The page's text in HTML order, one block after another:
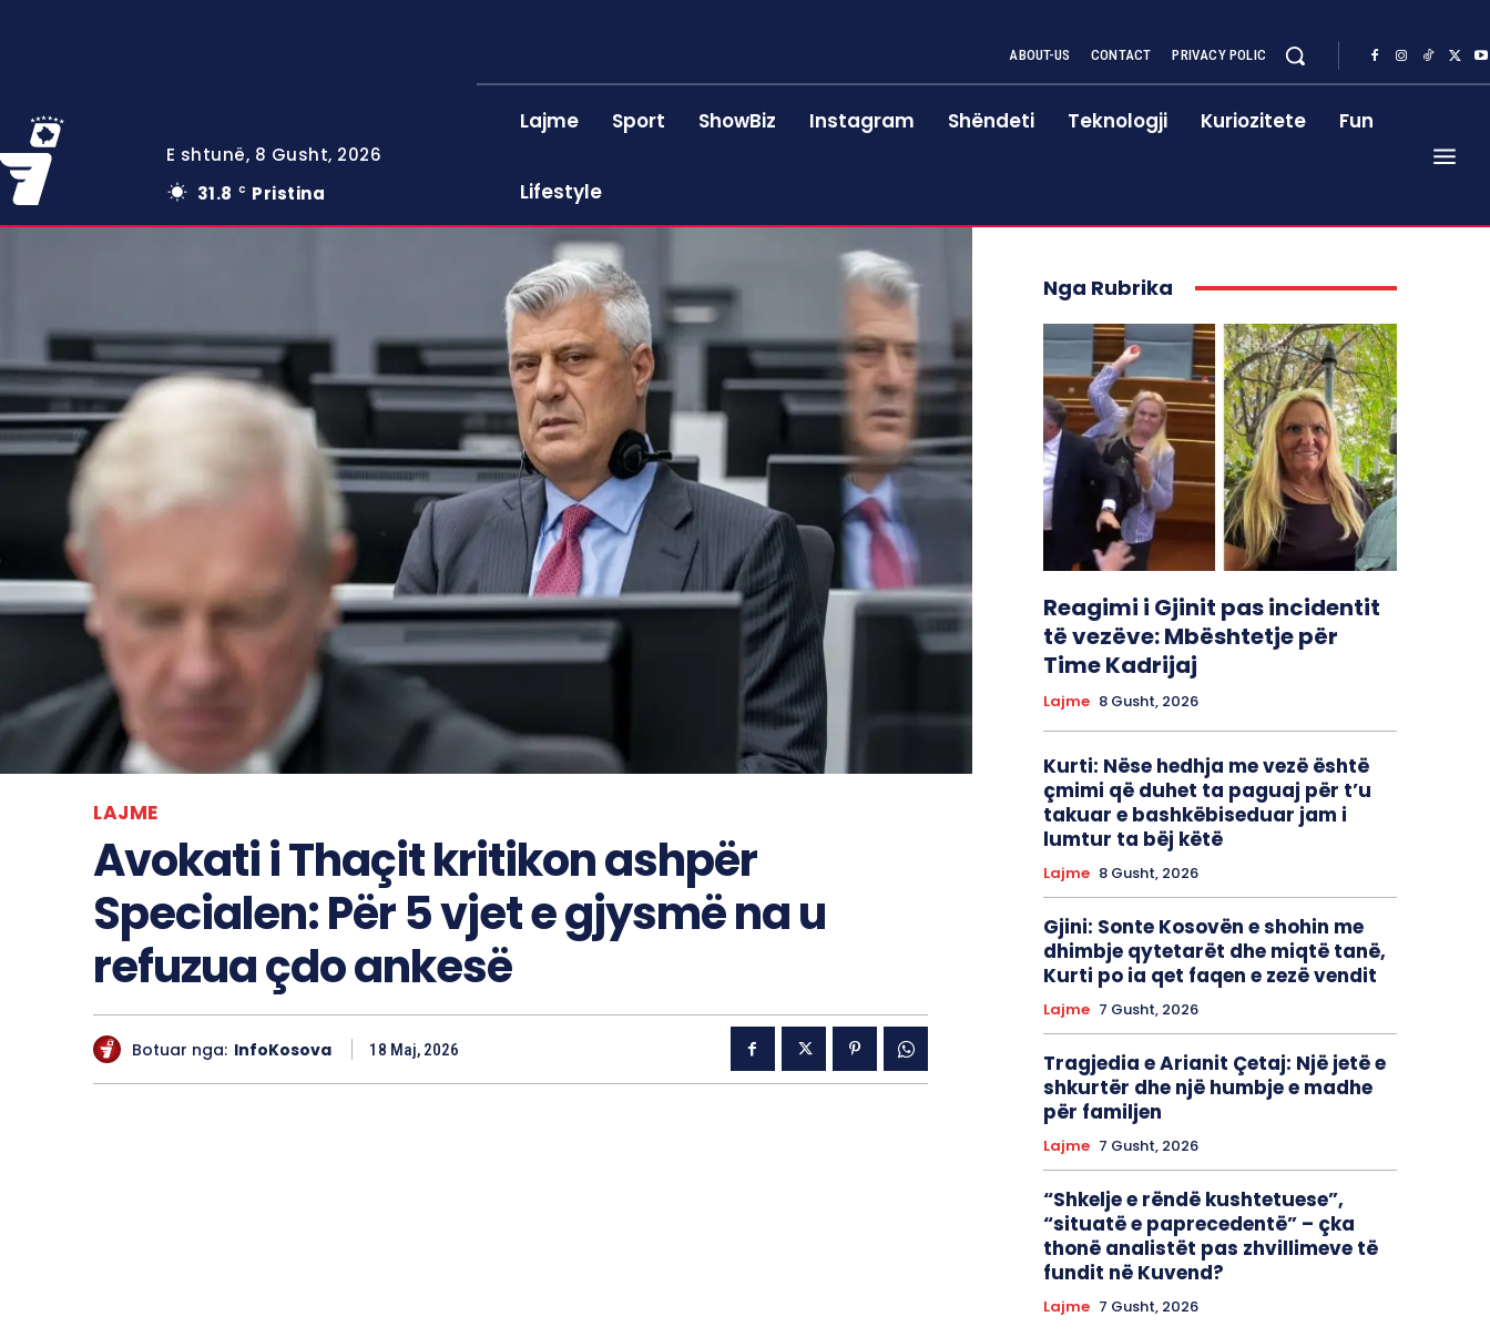
E shtunë, 8 Gusht, 2026
31.8
C Pristina
ABOUT-US CONTACT PRIVACY POLIC
Lajme Sport ShowBiz Instagram Shëndeti Teknologji Kuriozitete Fun
Lifestyle
LAJME
Avokati i Thaçit kritikon ashpër
Specialen: Për 5 vjet e gjysmë na u
refuzua çdo ankesë
Botuar nga: InfoKosova 18 Maj, 2026
Nga Rubrika
Reagimi i Gjinit pas incidentit
të vezëve: Mbështetje për
Time Kadrijaj
Lajme 8 Gusht, 2026
Kurti: Nëse hedhja me vezë është
çmimi që duhet ta paguaj për t’u
takuar e bashkëbiseduar jam i
lumtur ta bëj këtë
Lajme 8 Gusht, 2026
Gjini: Sonte Kosovën e shohin me
dhimbje qytetarët dhe miqtë tanë,
Kurti po ia qet faqen e zezë vendit
Lajme 7 Gusht, 2026
Tragjedia e Arianit Çetaj: Një jetë e
shkurtër dhe një humbje e madhe
për familjen
Lajme 7 Gusht, 2026
“Shkelje e rëndë kushtetuese”,
“situatë e paprecedentë” – çka
thonë analistët pas zhvillimeve të
fundit në Kuvend?
Lajme 7 Gusht, 2026